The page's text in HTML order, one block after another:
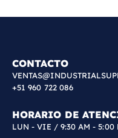
CONTACTO
+51 960 722 086
HORARIO DE
LUN - VIE / 9:30 AM - 5:00